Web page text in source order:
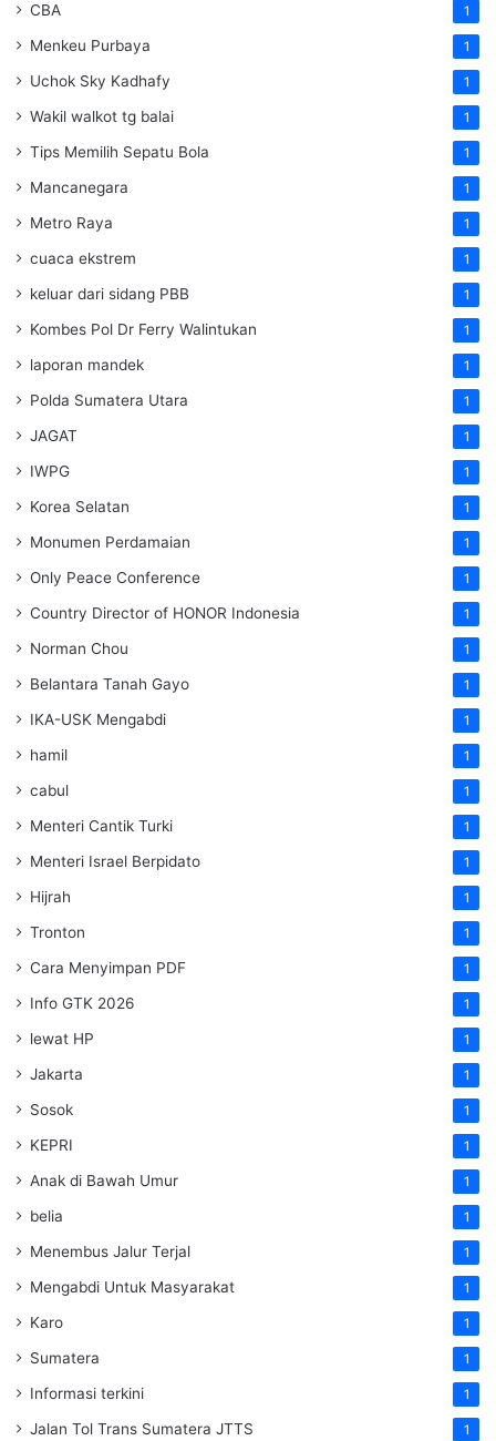
CBA 1
Menkeu Purbaya 1
Uchok Sky Kadhafy 1
Wakil walkot tg balai 1
Tips Memilih Sepatu Bola 1
Mancanegara 1
Metro Raya 1
cuaca ekstrem 1
keluar dari sidang PBB 1
Kombes Pol Dr Ferry Walintukan 1
laporan mandek 1
Polda Sumatera Utara 1
JAGAT 1
IWPG 1
Korea Selatan 1
Monumen Perdamaian 1
Only Peace Conference 1
Country Director of HONOR Indonesia 1
Norman Chou 1
Belantara Tanah Gayo 1
IKA-USK Mengabdi 1
hamil 1
cabul 1
Menteri Cantik Turki 1
Menteri Israel Berpidato 1
Hijrah 1
Tronton 1
Cara Menyimpan PDF 1
Info GTK 2026 1
lewat HP 1
Jakarta 1
Sosok 1
KEPRI 1
Anak di Bawah Umur 1
belia 1
Menembus Jalur Terjal 1
Mengabdi Untuk Masyarakat 1
Karo 1
Sumatera 1
Informasi terkini 1
Jalan Tol Trans Sumatera JTTS 1